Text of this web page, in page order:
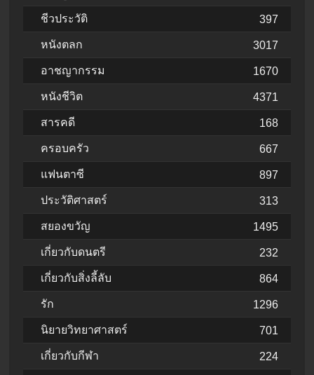
ชีวประวัติ 397
หนังตลก 3017
อาชญากรรม 1670
หนังชีวิต 4371
สารคดี 168
ครอบครัว 667
แฟนตาซี 897
ประวัติศาสตร์ 313
สยองขวัญ 1495
เกี่ยวกับดนตรี 232
เกี่ยวกับสิ่งลี้ลับ 864
รัก 1296
นิยายวิทยาศาสตร์ 701
เกี่ยวกับกีฬา 224